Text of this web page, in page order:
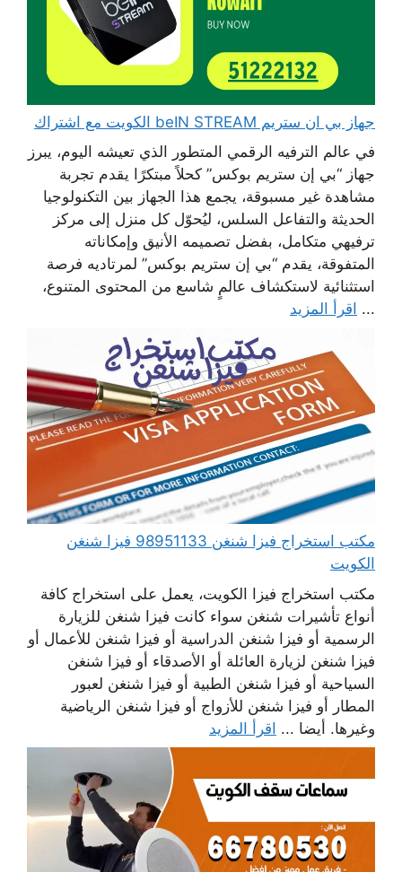
جهاز بي ان ستريم beIN STREAM الكويت مع اشتراك
في عالم الترفيه الرقمي المتطور الذي تعيشه اليوم، يبرز
جهاز “بي إن ستريم بوكس” كحلاً مبتكرًا يقدم تجربة
مشاهدة غير مسبوقة، يجمع هذا الجهاز بين التكنولوجيا
الحديثة والتفاعل السلس، ليُحوّل كل منزل إلى مركز
ترفيهي متكامل، بفضل تصميمه الأنيق وإمكاناته
المتفوقة، يقدم “بي إن ستريم بوكس” لمرتاديه فرصة
استثنائية لاستكشاف عالمٍ شاسع من المحتوى المتنوع،
... اقرأ المزيد
مكتب استخراج فيزا شنغن 98951133 فيزا شنغن
الكويت
مكتب استخراج فيزا الكويت، يعمل على استخراج كافة
أنواع تأشيرات شنغن سواء كانت فيزا شنغن للزيارة
الرسمية أو فيزا شنغن الدراسية أو فيزا شنغن للأعمال أو
فيزا شنغن لزيارة العائلة أو الأصدقاء أو فيزا شنغن
السياحية أو فيزا شنغن الطبية أو فيزا شنغن لعبور
المطار أو فيزا شنغن للأزواج أو فيزا شنغن الرياضية
وغيرها. أيضا ... اقرأ المزيد